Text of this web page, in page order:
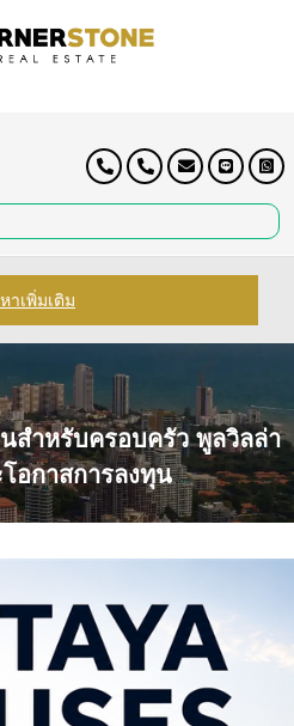
าเพิ่มเติม
สำหรับครอบครัว พูลวิลล่า
อกาสการลงทุน